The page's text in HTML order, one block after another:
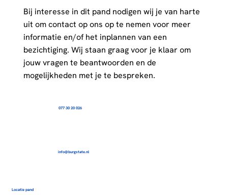
Bij interesse in dit pand nodigen wij je van harte
uit om contact op ons op te nemen voor meer
informatie en/of het inplannen van een
bezichtiging. Wij staan graag voor je klaar om
jouw vragen te beantwoorden en de
mogelijkheden met je te bespreken.
077 30 20 026
info@burgstate.nl
Locatie pand